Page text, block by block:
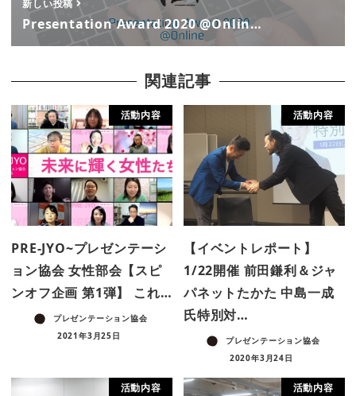
新しい投稿
Presentation Award 2020 @Onlin…
関連記事
活動内容
PRE-JYO~プレゼンテーシ
ョン協会 女性部会【スピ
ンオフ企画 第1弾】 これ…
プレゼンテーション協会
2021年3月25日
活動内容
【イベントレポート】
1/22開催 前田鎌利＆ジャ
パネットたかた 中島一成
氏特別対…
プレゼンテーション協会
2020年3月24日
活動内容 活動内容